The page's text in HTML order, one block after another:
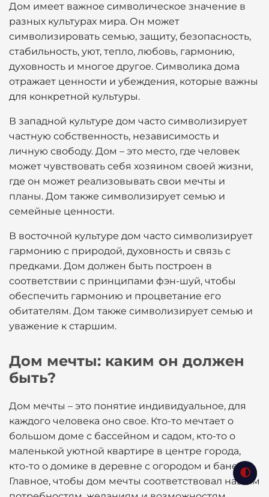
Дом имеет важное символическое значение в
разных культурах мира. Он может
символизировать семью, защиту, безопасность,
стабильность, уют, тепло, любовь, гармонию,
духовность и многое другое. Символика дома
отражает ценности и убеждения, которые важны
для конкретной культуры.
В западной культуре дом часто символизирует
частную собственность, независимость и
личную свободу. Дом – это место, где человек
может чувствовать себя хозяином своей жизни,
где он может реализовывать свои мечты и
планы. Дом также символизирует семью и
семейные ценности.
В восточной культуре дом часто символизирует
гармонию с природой, духовность и связь с
предками. Дом должен быть построен в
соответствии с принципами фэн-шуй, чтобы
обеспечить гармонию и процветание его
обитателям. Дом также символизирует семью и
уважение к старшим.
Дом мечты: каким он должен
быть?
Дом мечты – это понятие индивидуальное, для
каждого человека оно свое. Кто-то мечтает о
большом доме с бассейном и садом, кто-то о
маленькой уютной квартире в центре города,
кто-то о домике в деревне с огородом и баней.
Главное, чтобы дом мечты соответствовал нашим